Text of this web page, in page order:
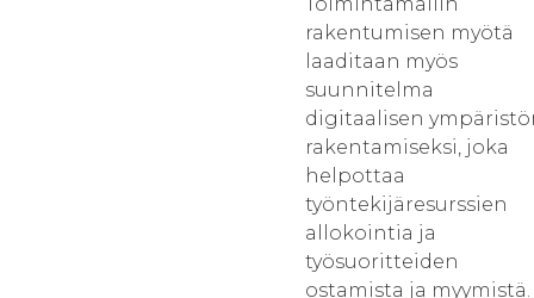
rakentumisen myötä
laaditaan myös
suunnitelma
digitaalisen
rakentamiseksi, joka
helpottaa
työntekijäresurssien
allokointia ja
työsuoritteiden
ostamista ja myymistä.